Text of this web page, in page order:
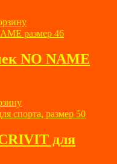
NO NAME
для